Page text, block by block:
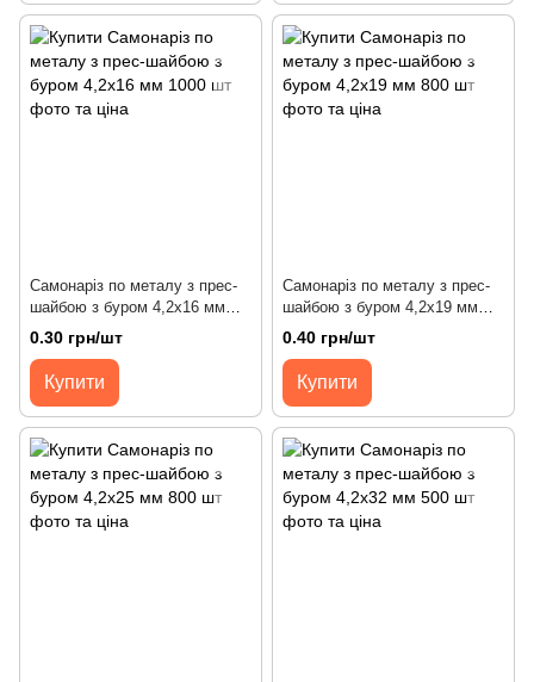
Самонаріз по металу з прес-
шайбою з буром 4,2х16 мм
1000 шт
0.30 грн/шт
Купити
Самонаріз по металу з прес-
шайбою з буром 4,2х19 мм
800 шт
0.40 грн/шт
Купити